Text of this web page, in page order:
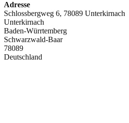
Adresse
Schlossbergweg 6, 78089 Unterkirnach
Unterkirnach
Baden-Würrtemberg
Schwarzwald-Baar
78089
Deutschland